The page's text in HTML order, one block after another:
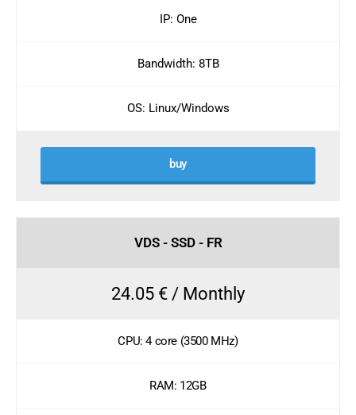
IP: One
Bandwidth: 8TB
OS: Linux/Windows
buy
VDS - SSD - FR
24.05 € / Monthly
CPU: 4 core (3500 MHz)
RAM: 12GB